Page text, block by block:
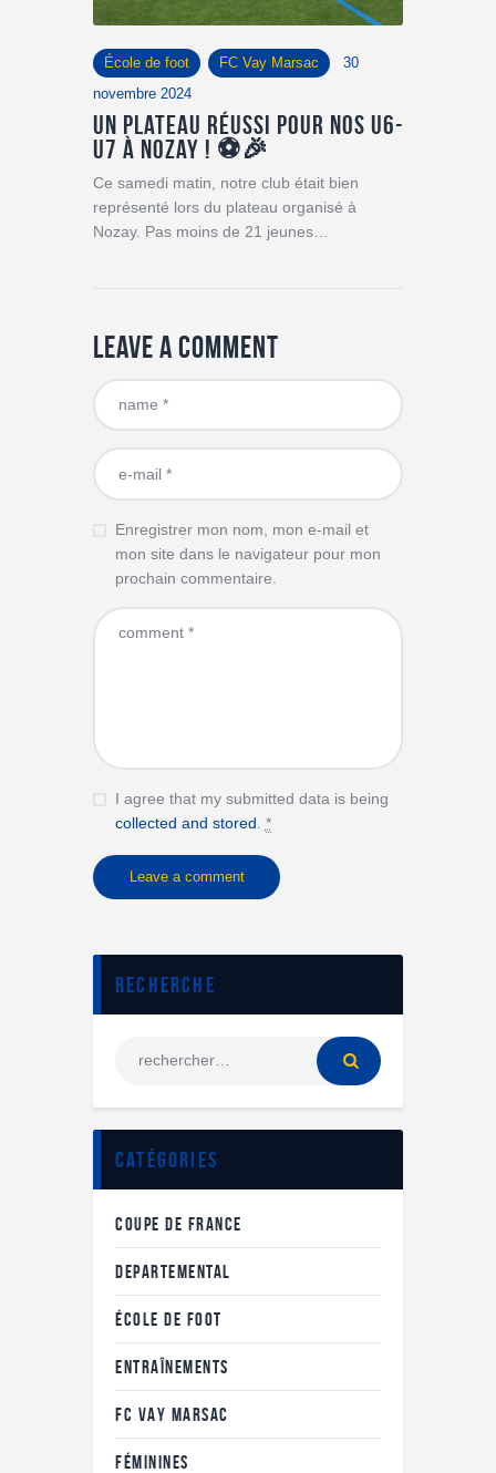
École de foot FC Vay Marsac
30
novembre 2024
Un plateau réussi pour nos U6-
U7 à Nozay ! ⚽🎉
Ce samedi matin, notre club était bien
représenté lors du plateau organisé à
Nozay. Pas moins de 21 jeunes…
Leave a comment
Enregistrer mon nom, mon e-mail et
mon site dans le navigateur pour mon
prochain commentaire.
I agree that my submitted data is being
collected and stored *
Recherche
Catégories
COUPE DE FRANCE
DEPARTEMENTAL
ÉCOLE DE FOOT
ENTRAÎNEMENTS
FC VAY MARSAC
FÉMININES